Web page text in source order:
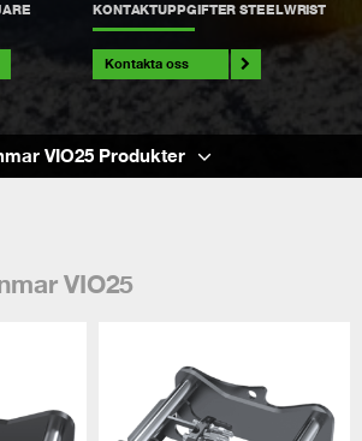
KONTAKTUPPGIFTER STEELWRIST
Kontakta oss
VIO25
VIO25 Produkter